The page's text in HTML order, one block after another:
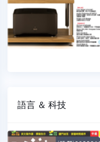
語言 ＆ 科技